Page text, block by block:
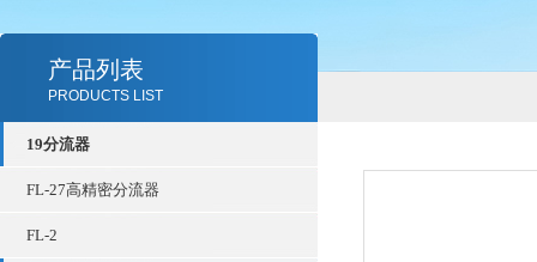
产品列表
PRODUCTS LIST
19分流器
FL-27高精密分流器
FL-2